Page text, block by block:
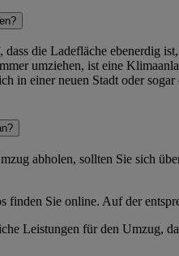
dass die Ladefläche ebenerdig
umziehen, ist eine
in einer neuen Stadt oder
abholen, sollten Sie sich
finden Sie online. Auf der
Leistungen für den Umzug,